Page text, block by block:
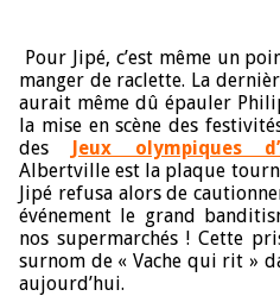
Pour Jipé, c’est même un
manger de raclette. La
aurait même dû épauler
la mise en scène des
des Jeux olympiques
Albertville est la plaque
Jipé refusa alors de
événement le grand
nos supermarchés ! Cette
surnom de « Vache qui rit »
aujourd’hui.